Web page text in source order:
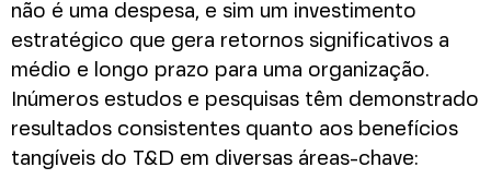
não é uma despesa, e sim um investimento
estratégico que gera retornos significativos a
médio e longo prazo para uma organização.
Inúmeros estudos e pesquisas têm demonstrado
resultados consistentes quanto aos benefícios
tangíveis do T&D em diversas áreas-chave: